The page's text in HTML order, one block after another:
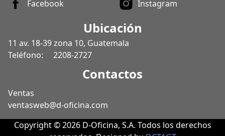
Facebook Instagram
Ubicación
11 av. 18-39 zona 10, Guatemala
Teléfono:
2208-2727
Contactos
Ventas
ventasweb@d-oficina.com
Copyright © 2026 D-Oficina, S.A. Todos los derechos